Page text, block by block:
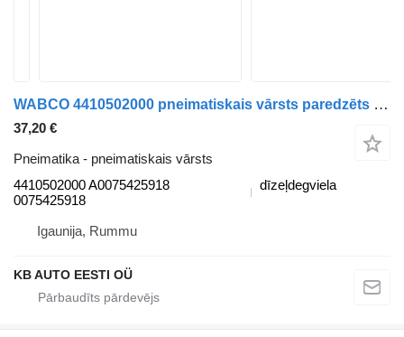
WABCO 4410502000 pneimatiskais vārsts paredzēts Mercedes-Benz Antos, Arocs, Actros MP4 (2012-) kravas automašīnas
37,20 €
Pneimatika - pneimatiskais vārsts
4410502000 A0075425918
0075425918
dīzeļdegviela
Igaunija, Rummu
KB AUTO EESTI OÜ